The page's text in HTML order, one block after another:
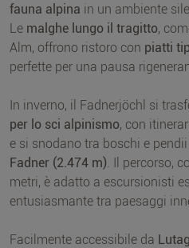
fauna alpina in un ambiente
Le malghe lungo il tragitto,
Alm, offrono ristoro con piatti
perfette per una pausa
In inverno, il Fadnerjöchl si
per lo sci alpinismo, con
e si snodano tra boschi e
Fadner (2.474 m) . Il percorso,
metri, è adatto a escursionisti
entusiasmante tra paesaggi
Facilmente accessibile da